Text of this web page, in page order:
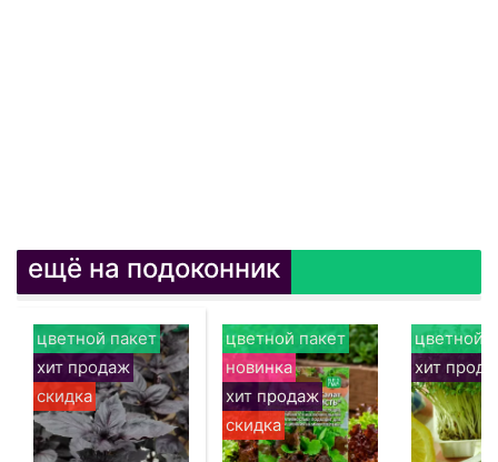
ещё на подоконник
цветной пакет
хит продаж
скидка
цветной пакет
новинка
хит продаж
скидка
цветной
хит